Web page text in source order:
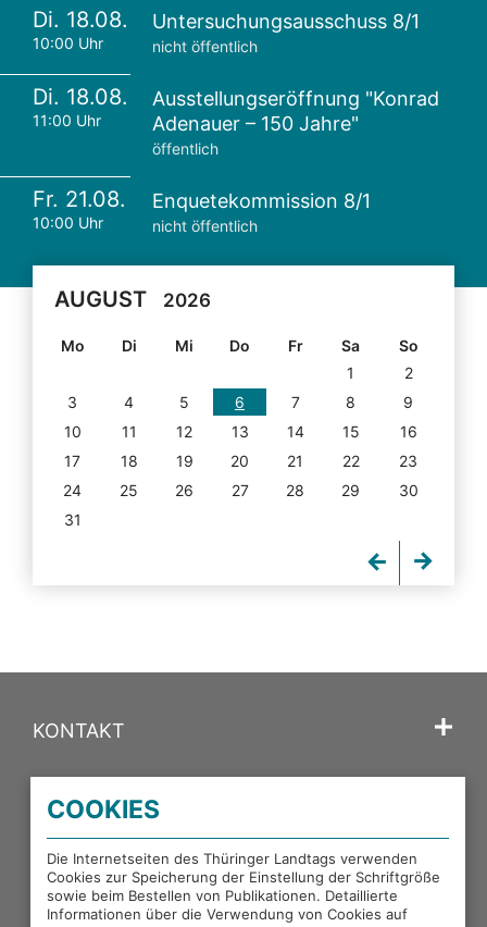
Di. 18.08.
10:00 Uhr
Untersuchungsausschuss 8/1
nicht öffentlich
Di. 18.08.
11:00 Uhr
Ausstellungseröffnung "Konrad
Adenauer – 150 Jahre"
öffentlich
Fr. 21.08.
10:00 Uhr
Enquetekommission 8/1
nicht öffentlich
AUGUST 2026
Mo Di Mi Do Fr Sa
So
1
2
3
4 5 6 7 8
9
10
11 12 13 14 15
16
17
18 19 20 21 22
23
24
25 26 27 28 29
30
31
KONTAKT
PORTALE DES THÜRINGER LANDTAGS
EXTERNE LINKS
COOKIES
Die Internetseiten des Thüringer Landtags verwenden
Cookies zur Speicherung der Einstellung der Schriftgröße
sowie beim Bestellen von Publikationen. Detaillierte
Informationen über die Verwendung von Cookies auf